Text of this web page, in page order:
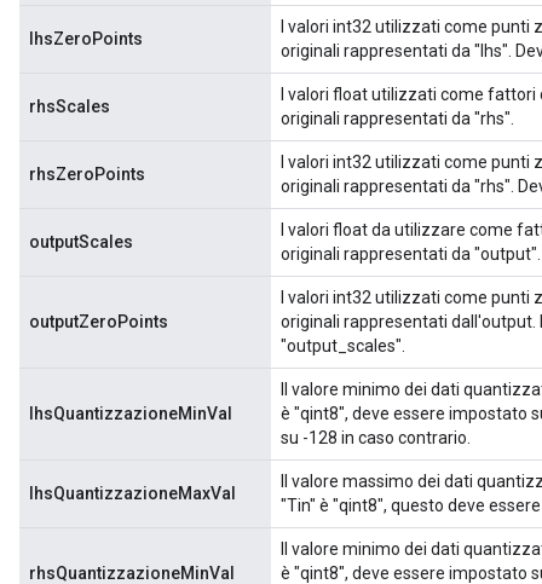
lhsZeroPoints
I valori int32 utilizzati come
originali rappresentati da "lhs".
rhsScales
I valori float utilizzati come
originali rappresentati da "rhs".
rhsZeroPoints
I valori int32 utilizzati come
originali rappresentati da "rhs".
outputScales
I valori float da utilizzare come
originali rappresentati da "output".
outputZeroPoints
I valori int32 utilizzati come
originali rappresentati dall'output.
"output_scales".
lhsQuantizzazioneMinVal
Il valore minimo dei dati
è "qint8", deve essere impostato
su -128 in caso contrario.
lhsQuantizzazioneMaxVal
Il valore massimo dei dati
"Tin" è "qint8", questo deve
rhsQuantizzazioneMinVal
Il valore minimo dei dati
è "qint8", deve essere impostato